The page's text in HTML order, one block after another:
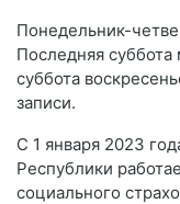
Понедельник-
Последняя
суббота
записи.
С 1 января 2023
Республики
социального